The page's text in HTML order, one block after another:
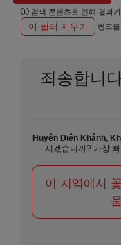
검색 콘텐츠로 인해 결과
이 필터 지우기 링크
죄송합니
Huyện Diên Khánh,
시겠습니까? 가장
이 지역에서